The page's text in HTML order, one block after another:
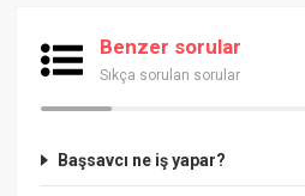
Benzer sorular
Sıkça sorulan sorular
Başsavcı ne iş yapar?